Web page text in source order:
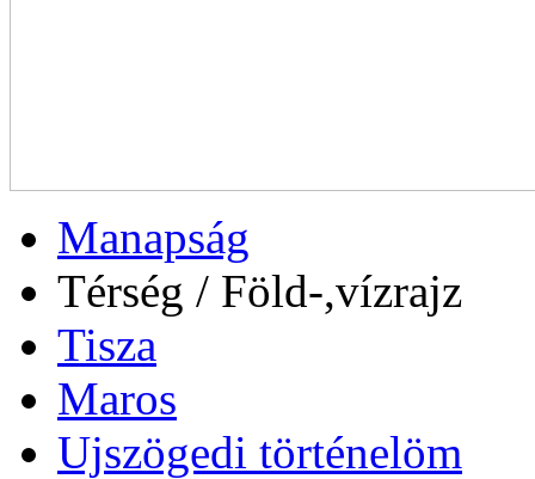
Manapság
Térség / Föld-,vízrajz
Tisza
Maros
Ujszögedi történelöm